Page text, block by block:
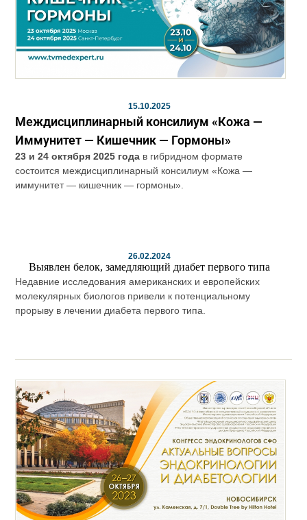
15.10.2025
Междисциплинарный консилиум «Кожа —
Иммунитет — Кишечник — Гормоны»
23 и 24 октября 2025 года в гибридном формате
состоится междисциплинарный консилиум «Кожа —
иммунитет — кишечник — гормоны».
26.02.2024
Выявлен белок, замедляющий диабет первого типа
Недавние исследования американских и европейских
молекулярных биологов привели к потенциальному
прорыву в лечении диабета первого типа.